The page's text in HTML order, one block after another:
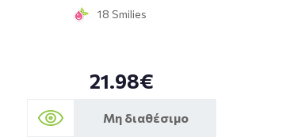
18 Smilies
21.98€
Μη διαθέσιμο